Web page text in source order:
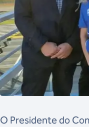
O Presidente do